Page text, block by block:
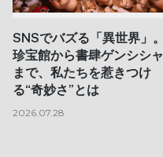
SNSでバズる「異世界」。
珍宝館から書肆ゲンシシャ
まで、私たちを惹きつけ
る“奇妙さ”とは
2026.07.28